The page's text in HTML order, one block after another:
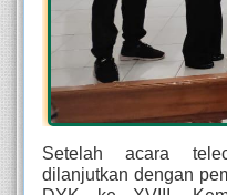
Setelah acara
dilanjutkan dengan